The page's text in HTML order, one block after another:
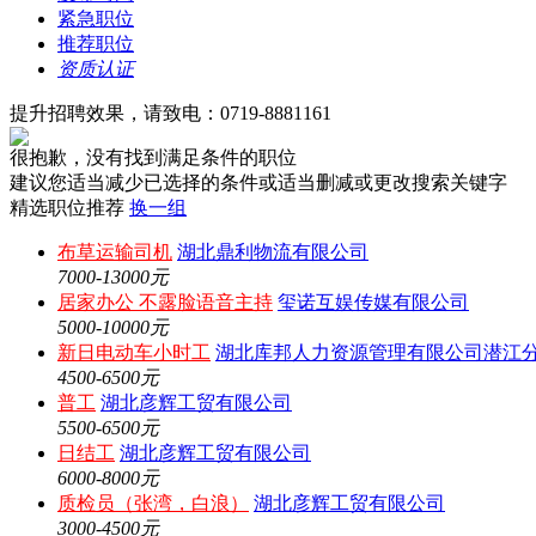
紧急职位
推荐职位
资质认证
提升招聘效果，请致电：0719-8881161
很抱歉，没有找到满足条件的职位
建议您适当减少已选择的条件或适当删减或更改搜索关键字
精选职位推荐 换一组
布草运输司机 湖北鼎利物流有限公司
7000-13000元
居家办公 不露脸语音主持 玺诺互娱传媒有限公司
5000-10000元
新日电动车小时工 湖北库邦人力资源管理有限公司潜江
4500-6500元
普工 湖北彦辉工贸有限公司
5500-6500元
日结工 湖北彦辉工贸有限公司
6000-8000元
质检员（张湾，白浪）
湖北彦辉工贸有限公司
3000-4500元